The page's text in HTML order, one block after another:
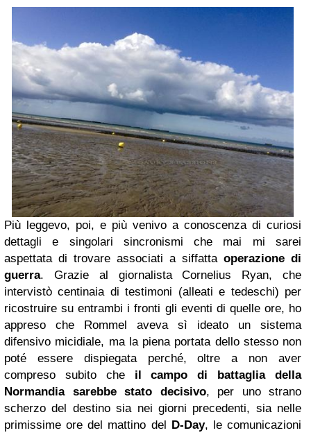
Più leggevo, poi, e più venivo a conoscenza di curiosi
dettagli e singolari sincronismi che mai mi sarei
aspettata di trovare associati a siffatta operazione di
guerra. Grazie al giornalista Cornelius Ryan, che
intervistò centinaia di testimoni (alleati e tedeschi) per
ricostruire su entrambi i fronti gli eventi di quelle ore, ho
appreso che Rommel aveva sì ideato un sistema
difensivo micidiale, ma la piena portata dello stesso non
poté essere dispiegata perché, oltre a non aver
compreso subito che il campo di battaglia della
Normandia sarebbe stato decisivo, per uno strano
scherzo del destino sia nei giorni precedenti, sia nelle
primissime ore del mattino del
D-Day, le comunicazioni